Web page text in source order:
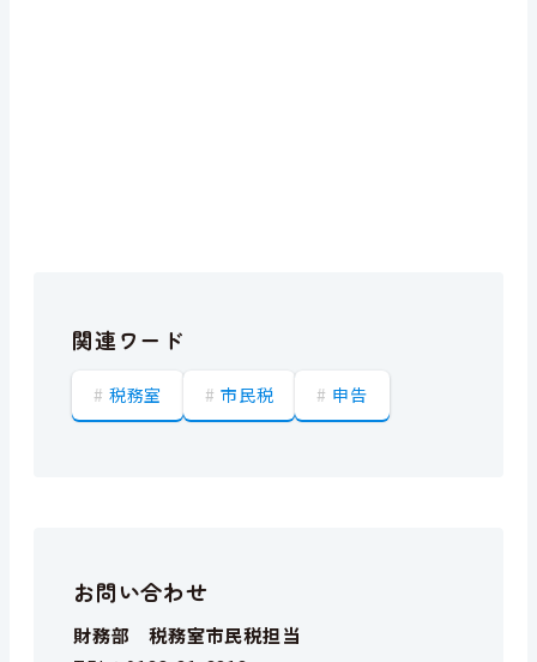
関連ワード
税務室 市民税 申告
お問い合わせ
財務部 税務室市民税担当